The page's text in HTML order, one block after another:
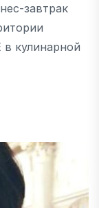
завтрак
в кулинарной